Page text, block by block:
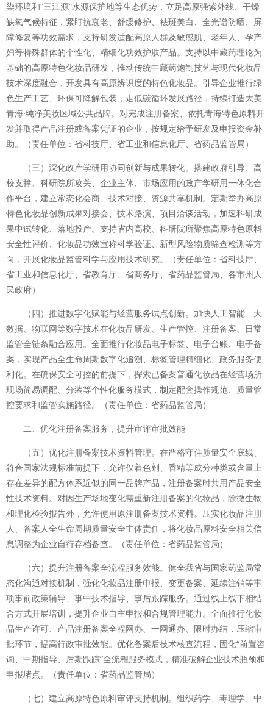
染环境和“三江源”水源保护地等生态优势，立足高原强紫外线、干燥
缺氧气候特征，紧盯抗衰老、舒缓修护、祛斑美白、全光谱防晒、屏
障修复等功效需求，支持研发适配高原人群及敏感肌、老年人、孕产
妇等特殊群体的个性化、精细化功效护肤产品。支持以中藏药理论为
基础的高原特色化妆品研发，推动传统中藏药炮制技艺与现代化妆品
技术深度融合，开发具有高原辨识度的特色化妆品。引导企业推行绿
色生产工艺、环保可降解包装，走低碳循环发展路径，持续打造大美
青海·纯净美妆区域公共品牌。对完成注册备案、依托青海特色原料开
发并取得产品注册或备案凭证的企业，按规定给予研发及申报资金补
助。（责任单位：省科技厅、省工业和信息化厅、省药品监管局）
（三）深化政产学研用协同创新与成果转化。搭建政府引导、高
校支撑、科研院所攻关、企业主体、市场应用的政产学研用一体化合
作平台，建立常态化会商、技术对接、资源共享机制。定期举办高原
特色化妆品创新成果对接会、技术路演、项目洽谈活动，加速科研成
果中试转化、落地投产。支持省内高校、科研院所聚焦高原特色原料
安全性评价、化妆品功效宣称科学验证、新型风险物质筛查检测等方
向，开展化妆品监管科学与应用技术研究。（责任单位：省科技厅、
省工业和信息化厅、省教育厅、省商务厅、省药品监管局、各市州人
民政府）
（四）推进数字化赋能与经营服务试点创新。加快人工智能、大
数据、物联网等数字技术在化妆品研发、生产管控、注册备案、日常
监管全链条融合应用。全面推行化妆品电子标签、电子台账、电子备
案，实现产品全生命周期数字化追溯、标签管理精细化、政务服务便
利化。在确保安全可控的前提下，探索已备案普通化妆品在经营场所
现场简易调配、分装等个性化服务模式，制定配套操作规范、质量管
控要求和监管实施路径。（责任单位：省药品监管局）
二、优化注册备案服务，提升审评审批效能
（五）优化注册备案技术资料管理。在严格守住质量安全底线、
符合国家法规标准前提下，允许仅着色剂、香精等成分种类或含量上
存在差异的配方体系近似的同一品牌产品，注册备案时共用产品安全
性技术资料。对因生产场地变化需重新注册备案的化妆品，除微生物
和理化检验报告外，允许使用原注册备案技术资料。压实化妆品注册
人、备案人全生命周期质量安全主体责任，将化妆品原料安全相关信
息调整为企业自行存档备查。（责任单位：省药品监管局）
（六）提升注册备案全流程服务效能。健全我省与国家药监局常
态化沟通对接机制，强化化妆品注册申报、变更备案、延续注销等事
项事前政策辅导、事中技术指导、事后跟踪服务。通过线上线下相结
合方式开展培训，提升企业自主申报和合规管理能力。全面推行化妆
品生产许可、产品注册备案全程网办、一网通办、限时办结，压缩审
批环节，提高行政审批效能。优化备案后技术核查流程，固化“前置咨
询、中期指导、后期跟踪”全流程服务模式，精准破解企业技术瓶颈和
申报堵点。（责任单位：省药品监管局）
（七）建立高原特色原料审评支持机制。组织药学、毒理学、中